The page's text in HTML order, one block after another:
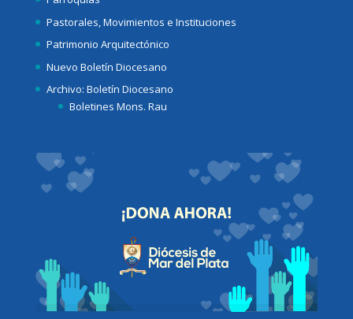
Pastorales, Movimientos e Instituciones
Patrimonio Arquitectónico
Nuevo Boletín Diocesano
Archivo: Boletín Diocesano
Boletines Mons. Rau